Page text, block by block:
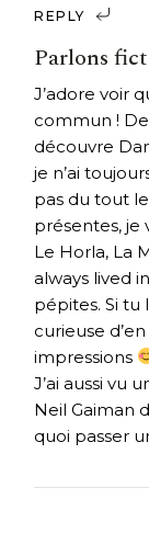
REPLY
Parlons
J’adore voir
commun !
découvre
je n’ai
pas du tout
présentes, je
Le Horla, La
always lived
pépites. Si tu
curieuse
impressions
J’ai aussi vu
Neil Gaiman
quoi passer